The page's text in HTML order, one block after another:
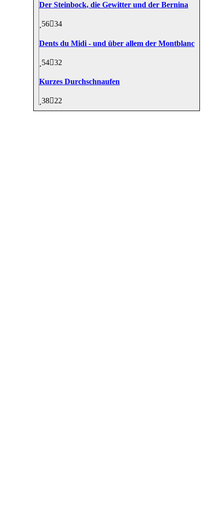
Der Steinbock, die Gewitter und der Bernina
56 34
Dents du Midi - und über allem der Montblanc
54 32
Kurzes Durchschnaufen
38 22